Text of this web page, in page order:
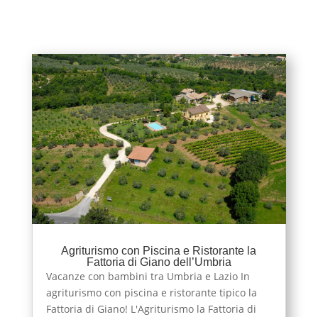
Agriturismo con Piscina e Ristorante la
Fattoria di Giano dell’Umbria
Vacanze con bambini tra Umbria e Lazio In
agriturismo con piscina e ristorante tipico la
Fattoria di Giano! L'Agriturismo la Fattoria di